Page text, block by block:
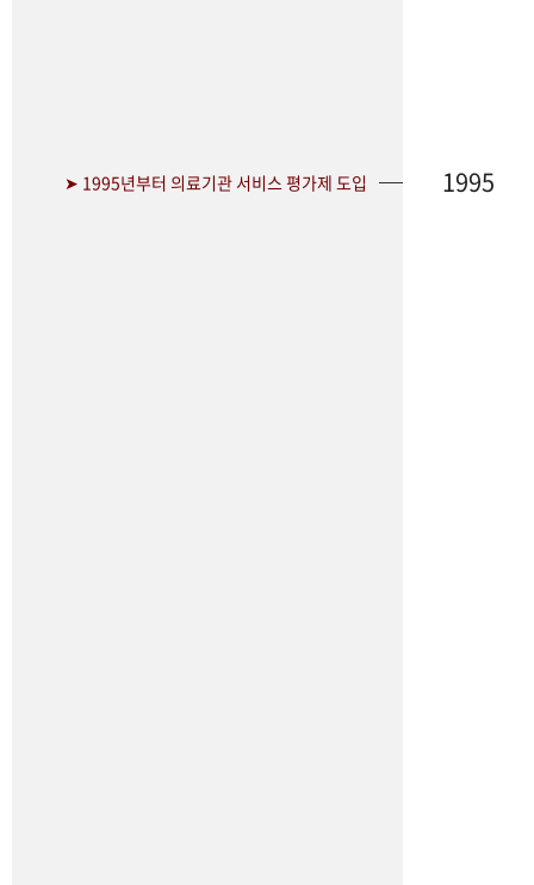
➤ 1995년부터 의료기관 서비스 평가제 도입 1995